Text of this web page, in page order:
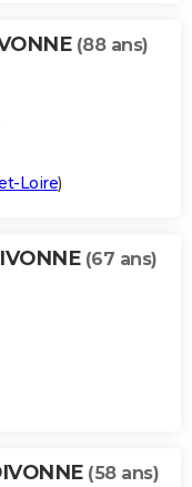
(88 ans)
Loire)
(67 ans)
(58 ans)